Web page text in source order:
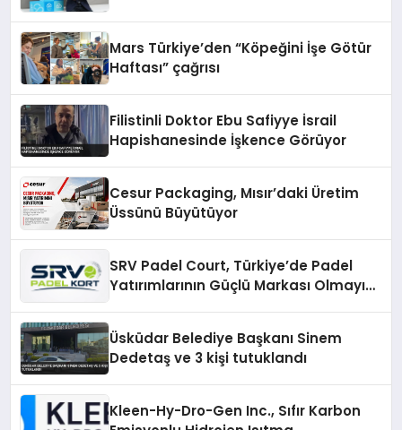
Mars Türkiye’den “Köpeğini İşe Götür
Haftası” çağrısı
Filistinli Doktor Ebu Safiyye İsrail
Hapishanesinde İşkence Görüyor
Cesur Packaging, Mısır’daki Üretim
Üssünü Büyütüyor
SRV Padel Court, Türkiye’de Padel
Yatırımlarının Güçlü Markası Olmayı
Üsküdar Belediye Başkanı Sinem
Dedetaş ve 3 kişi tutuklandı
Kleen-Hy-Dro-Gen Inc., Sıfır Karbon